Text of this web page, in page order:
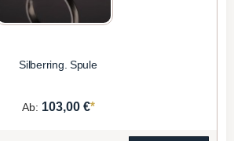
Silberring. Spule
Ab: 103,00 €*